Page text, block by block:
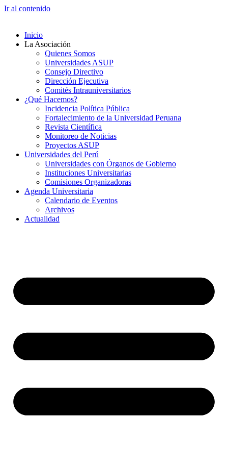
Ir al contenido
Inicio
La Asociación
Quienes Somos
Universidades ASUP
Consejo Directivo
Dirección Ejecutiva
Comités Intrauniversitarios
¿Qué Hacemos?
Incidencia Política Pública
Fortalecimiento de la Universidad Peruana
Revista Científica
Monitoreo de Noticias
Proyectos ASUP
Universidades del Perú
Universidades con Órganos de Gobierno
Instituciones Universitarias
Comisiones Organizadoras
Agenda Universitaria
Calendario de Eventos
Archivos
Actualidad